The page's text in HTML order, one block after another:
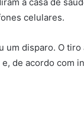
celulares.
disparo. O
de acordo com